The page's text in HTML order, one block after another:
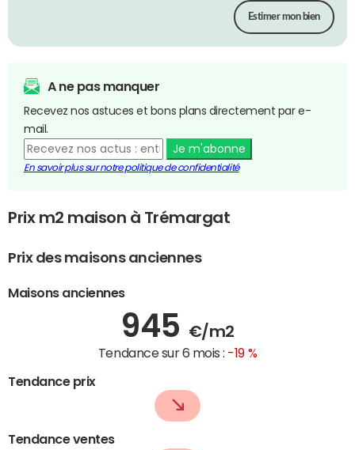
Estimer mon bien
A ne pas manquer
Recevez nos astuces et bons plans directement par e-
mail.
Je m'abonne
En savoir plus sur notre politique de confidentialité
Prix m2 maison à Trémargat
Prix des maisons anciennes
Maisons anciennes
945 €/m2
Tendance sur 6 mois : -19 %
Tendance prix
Tendance ventes